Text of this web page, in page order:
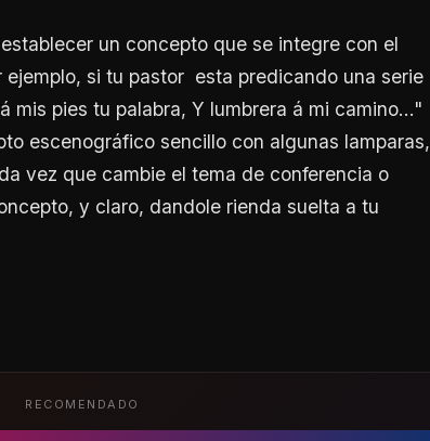
un concepto que se integre con el
ejemplo, si tu pastor esta predicando una serie
mis pies tu palabra, Y lumbrera á mi camino..."
escenográfico sencillo con algunas lamparas,
vez que cambie el tema de conferencia o
y claro, dandole rienda suelta a tu
RECOMENDADO